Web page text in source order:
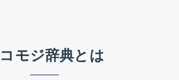
モジ辞典とは